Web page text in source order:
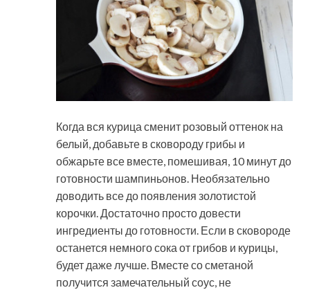
Когда вся курица сменит розовый оттенок на
белый, добавьте в сковороду грибы и
обжарьте все вместе, помешивая, 10 минут до
готовности шампиньонов. Необязательно
доводить все до появления золотистой
корочки. Достаточно просто довести
ингредиенты до готовности. Если в сковороде
останется немного сока от грибов и курицы,
будет даже лучше. Вместе со сметаной
получится замечательный соус, не